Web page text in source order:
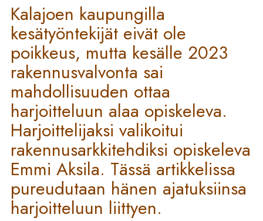
Kalajoen kaupungilla
kesätyöntekijät eivät ole
poikkeus, mutta kesälle 2023
rakennusvalvonta sai
mahdollisuuden ottaa
harjoitteluun alaa opiskeleva.
Harjoittelijaksi valikoitui
rakennusarkkitehdiksi opiskeleva
Emmi Aksila. Tässä artikkelissa
pureudutaan hänen ajatuksiinsa
harjoitteluun liittyen.